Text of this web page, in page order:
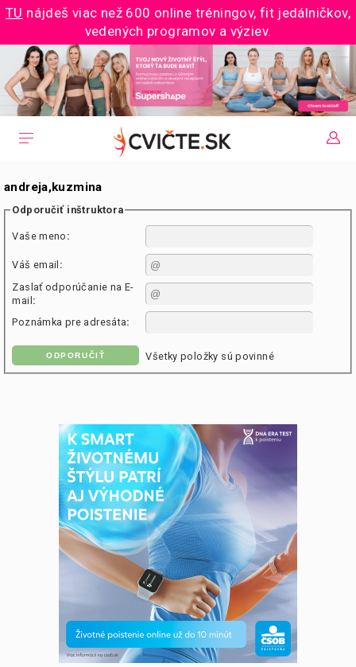
TU nájdeš viac než 600 online tréningov, fit jedálničkov,
vedených programov a výziev.
andreja,kuzmina
Odporučiť inštruktora
Vaše meno :
Váš email :
Zaslať odporúčanie na E-
mail :
Poznámka pre adresáta:
Všetky položky sú povinné